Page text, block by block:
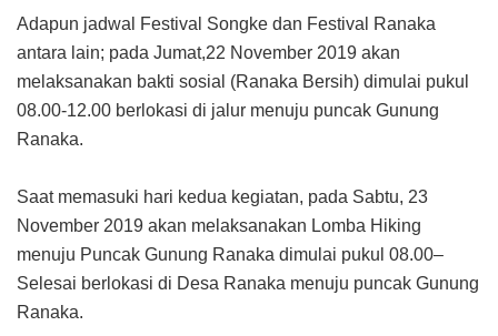
Adapun jadwal Festival Songke dan Festival Ranaka
antara lain; pada Jumat,22 November 2019 akan
melaksanakan bakti sosial (Ranaka Bersih) dimulai pukul
08.00-12.00 berlokasi di jalur menuju puncak Gunung
Ranaka.
Saat memasuki hari kedua kegiatan, pada Sabtu, 23
November 2019 akan melaksanakan Lomba Hiking
menuju Puncak Gunung Ranaka dimulai pukul 08.00–
Selesai berlokasi di Desa Ranaka menuju puncak Gunung
Ranaka.